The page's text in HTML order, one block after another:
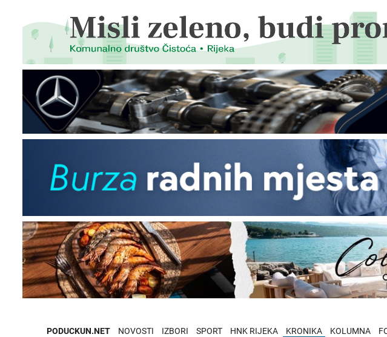
PODUCKUN.NET NOVOSTI IZBORI SPORT HNK RIJEKA KRONIKA KOLUMNA